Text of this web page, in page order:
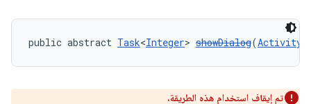
public abstract Task<Integer> showDialog(Activity
تم إيقاف استخدام هذه الطريقة.